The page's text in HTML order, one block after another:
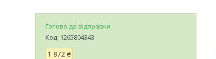
Готово до відправки
Код: 1265804343
1 872 ₴